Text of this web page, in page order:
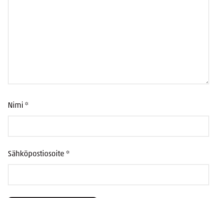
Nimi *
Sähköpostiosoite *